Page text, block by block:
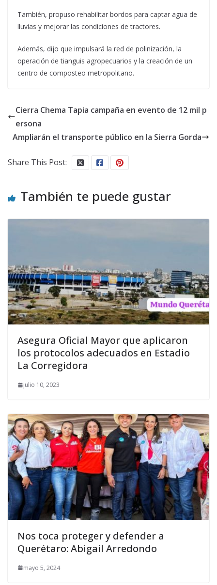
También, propuso rehabilitar bordos para captar agua de
lluvias y mejorar las condiciones de tractores.
Además, dijo que impulsará la red de polinización, la
operación de tianguis agropecuarios y la creación de un
centro de composteo metropolitano.
Cierra Chema Tapia campaña en evento de 12 mil p
ersona
Ampliarán el transporte público en la Sierra Gorda
Share This Post:
También te puede gustar
Asegura Oficial Mayor que aplicaron
los protocolos adecuados en Estadio
La Corregidora
julio 10, 2023
Nos toca proteger y defender a
Querétaro: Abigail Arredondo
mayo 5, 2024